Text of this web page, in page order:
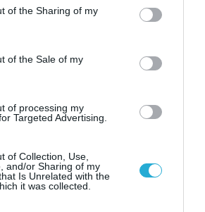
or usage behaviour. You may click to
to Google and its third-party tags to
specified purposes in below Google
of the Sharing of my
of the Sale of my
of processing my
Targeted Advertising.
of Collection, Use,
and/or Sharing of my
Is Unrelated with the
it was collected.